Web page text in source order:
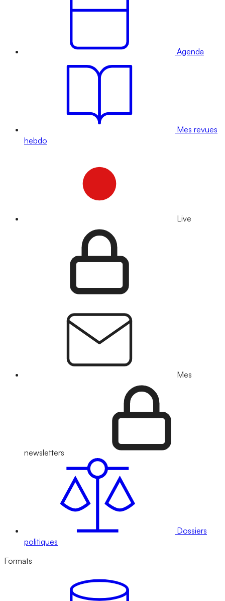
Agenda
Mes revues
hebdo
Live
Mes
newsletters
Dossiers
politiques
Formats